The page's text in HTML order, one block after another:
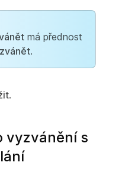
má přednost
.
.
vyzvánění s